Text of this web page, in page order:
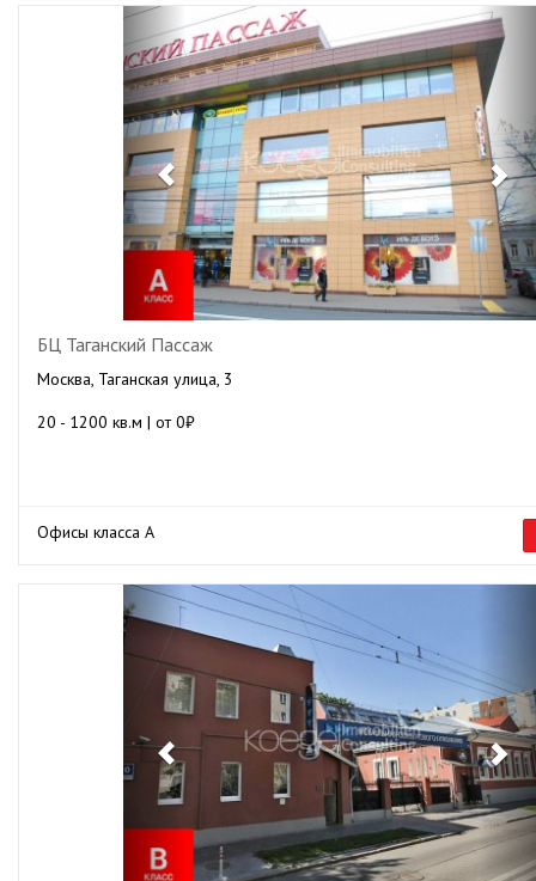
Previous
БЦ Таганский Пассаж
Москва, Таганская улица, 3
20 - 1200 кв.м | от 0₽
Офисы класса А
Previous